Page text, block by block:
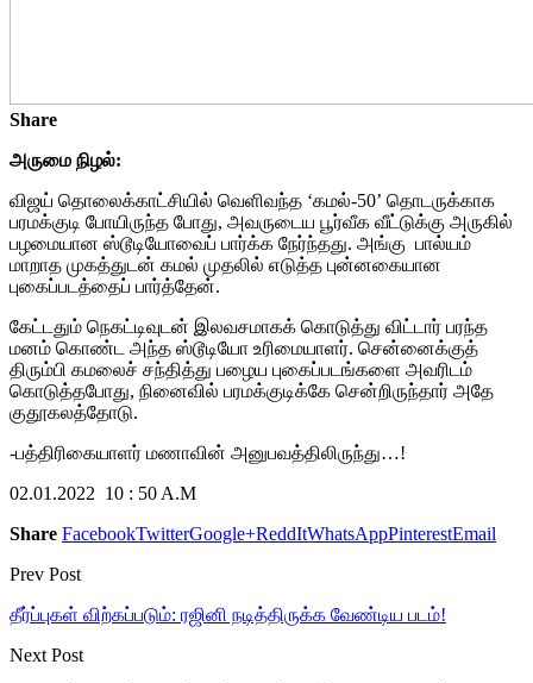
Share
அருமை நிழல்:
விஜய் தொலைக்காட்சியில் வெளிவந்த ‘கமல்-50’ தொடருக்காக
பரமக்குடி போயிருந்த போது, அவருடைய பூர்வீக வீட்டுக்கு அருகில்
பழமையான ஸ்டூடியோவைப் பார்க்க நேர்ந்தது. அங்கு பால்யம்
மாறாத முகத்துடன் கமல் முதலில் எடுத்த புன்னகையான
புகைப்படத்தைப் பார்த்தேன்.
கேட்டதும் நெகட்டிவுடன் இலவசமாகக் கொடுத்து விட்டார் பரந்த
மனம் கொண்ட அந்த ஸ்டூடியோ உரிமையாளர். சென்னைக்குத்
திரும்பி கமலைச் சந்தித்து பழைய புகைப்படங்களை அவரிடம்
கொடுத்தபோது, நினைவில் பரமக்குடிக்கே சென்றிருந்தார் அதே
குதூகலத்தோடு.
-பத்திரிகையாளர் மணாவின் அனுபவத்திலிருந்து…!
02.01.2022 10 : 50 A.M
Share FacebookTwitterGoogle+ReddItWhatsAppPinterestEmail
Prev Post
தீர்ப்புகள் விற்கப்படும்: ரஜினி நடித்திருக்க வேண்டிய படம்!
Next Post